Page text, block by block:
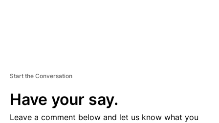
Start the Conversation
Have your say.
Leave a comment below and let us know what you